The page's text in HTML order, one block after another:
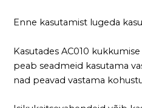
Enne kasutamist lugeda
Kasutades AC010
peab seadmeid kasutama
nad peavad vastama